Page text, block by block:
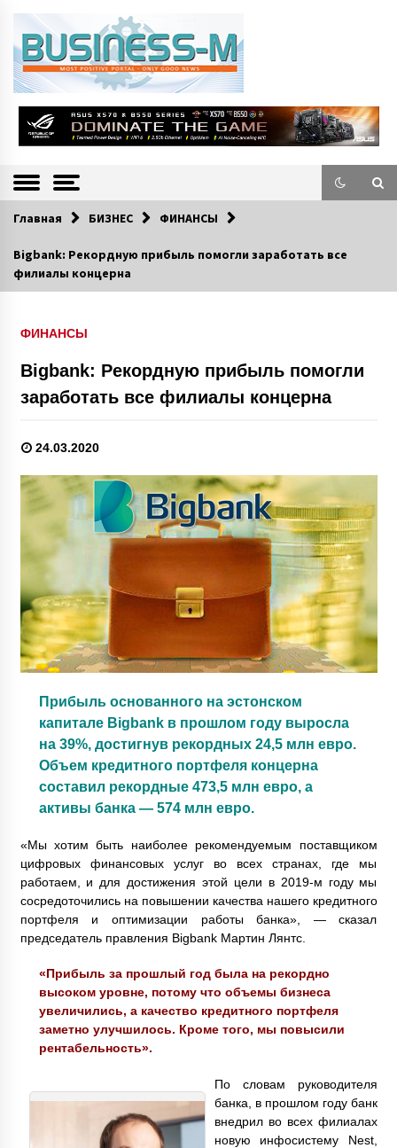
BUSINESS-M
—
Информацио
нно-деловой
экономической и культурной жизни Эстонии и зарубежных стран.
Главная БИЗНЕС ФИНАНСЫ
Bigbank: Рекордную прибыль помогли заработать все
филиалы концерна
ФИНАНСЫ
Bigbank: Рекордную прибыль помогли
заработать все филиалы концерна
24.03.2020
Прибыль основанного на эстонском
капитале Bigbank в прошлом году выросла
на 39%, достигнув рекордных 24,5 млн евро.
Объем кредитного портфеля концерна
составил рекордные 473,5 млн евро, а
активы банка — 574 млн евро.
«Мы хотим быть наиболее рекомендуемым поставщиком
цифровых финансовых услуг во всех странах, где мы
работаем, и для достижения этой цели в 2019-м году мы
сосредоточились на повышении качества нашего кредитного
портфеля и оптимизации работы банка», — сказал
председатель правления Bigbank Мартин Лянтс.
«Прибыль за прошлый год была на рекордно
высоком уровне, потому что объемы бизнеса
увеличились, а качество кредитного портфеля
заметно улучшилось. Кроме того, мы повысили
рентабельность».
По словам руководителя
банка, в прошлом году банк
внедрил во всех филиалах
новую инфосистему Nest,